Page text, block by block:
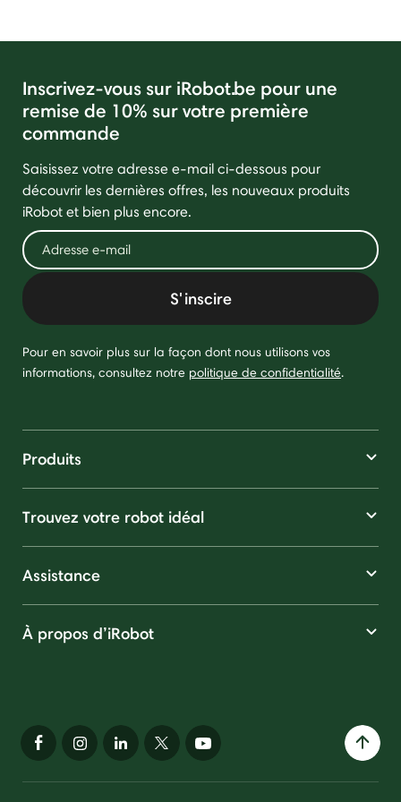
Inscrivez-vous sur iRobot.be pour une
remise de 10% sur votre première
commande
Saisissez votre adresse e-mail ci-dessous pour
découvrir les dernières offres, les nouveaux produits
iRobot et bien plus encore.
S'inscire
Pour en savoir plus sur la façon dont nous utilisons vos
informations, consultez notre politique de confidentialité.
Produits
Trouvez votre robot idéal
Assistance
À propos d’iRobot